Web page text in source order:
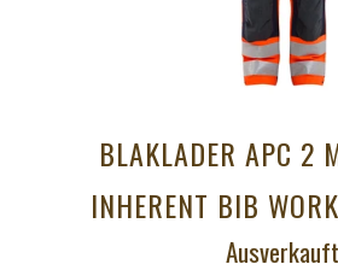
BLAKLADER APC 2
INHERENT BIB
Ausverkauft